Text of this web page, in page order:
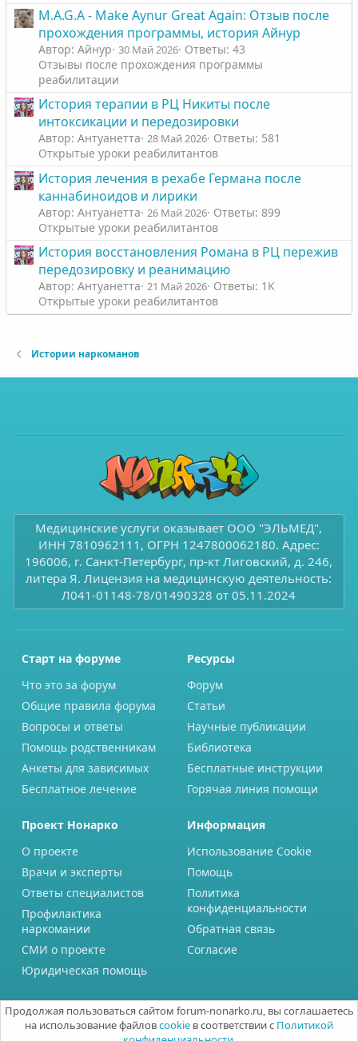
M.A.G.A - Make Aynur Great Again: Отзыв после
прохождения программы, история Айнур
Автор: Айнур 30 Май 2026 Ответы: 43
Отзывы после прохождения программы
реабилитации
История терапии в РЦ Никиты после
интоксикации и передозировки
Автор: Антуанетта 28 Май 2026 Ответы: 581
Открытые уроки реабилитантов
История лечения в рехабе Германа после
каннабиноидов и лирики
Автор: Антуанетта 26 Май 2026 Ответы: 899
Открытые уроки реабилитантов
История восстановления Романа в РЦ пережив
передозировку и реанимацию
Автор: Антуанетта 21 Май 2026 Ответы: 1K
Открытые уроки реабилитантов
Истории наркоманов
Медицинские услуги оказывает ООО "ЭЛЬМЕД",
ИНН 7810962111, ОГРН 1247800062180. Адрес:
196006, г. Санкт-Петербург, пр-кт Лиговский, д. 246,
литера Я. Лицензия на медицинскую деятельность:
Л041-01148-78/01490328 от 05.11.2024
Старт на форуме
Что это за форум
Общие правила форума
Вопросы и ответы
Помощь родственникам
Анкеты для зависимых
Бесплатное лечение
Ресурсы
Форум
Статьи
Научные публикации
Библиотека
Бесплатные инструкции
Горячая линия помощи
Проект Нонарко
О проекте
Врачи и эксперты
Ответы специалистов
Профилактика
наркомании
СМИ о проекте
Юридическая помощь
Информация
Использование Cookie
Помощь
Политика
конфиденциальности
Обратная связь
Согласие
Продолжая пользоваться сайтом forum-nonarko.ru, вы соглашаетесь
на использование файловcookie в соответствии с Политикой